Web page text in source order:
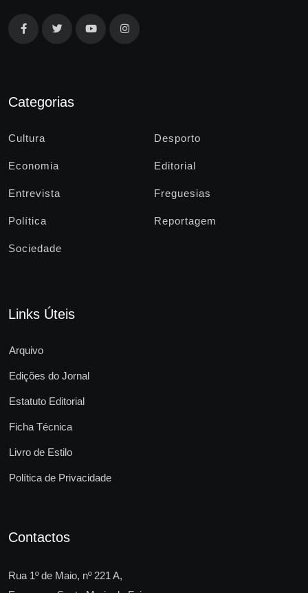
Categorias
Cultura Desporto
Economia Editorial
Entrevista Freguesias
Política Reportagem
Sociedade
Links Úteis
Arquivo
Edições do Jornal
Estatuto Editorial
Ficha Técnica
Livro de Estilo
Política de Privacidade
Contactos
Rua 1º de Maio, nº 221 A,